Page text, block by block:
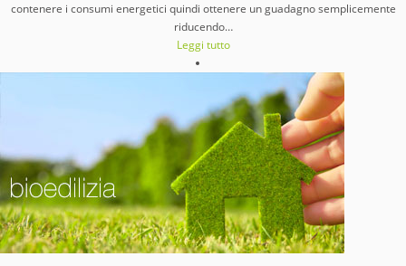
contenere i consumi energetici quindi ottenere un guadagno semplicemente
riducendo…
Leggi tutto